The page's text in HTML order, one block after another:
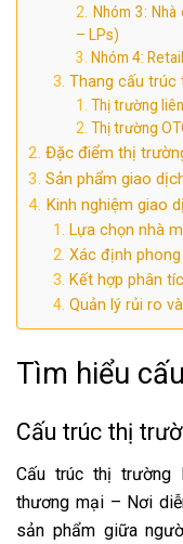
Nhóm 3:
– LPs)
Nhóm 4:
Thang cấu trúc
Thị trường
Thị trường
Đặc điểm thị
Sản phẩm giao
Kinh nghiệm giao
Lựa chọn nhà
Xác định
Kết hợp phân
Quản lý rủi ro
Tìm hiểu
Cấu trúc thị
Cấu trúc thị
thương mại – Nơi
sản phẩm giữa